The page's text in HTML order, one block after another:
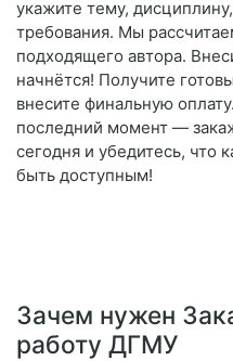
укажите тему,
требования. Мы
подходящего автора.
начнётся! Получите
внесите финальную
последний момент —
сегодня и убедитесь, что
быть доступным!
Зачем нужен
работу ДГМУ